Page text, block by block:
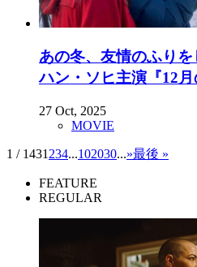
あの冬、友情のふりを
ハン・ソヒ主演『12月
27 Oct, 2025
MOVIE
1 / 1431 234...102030...»最後 »
FEATURE
REGULAR